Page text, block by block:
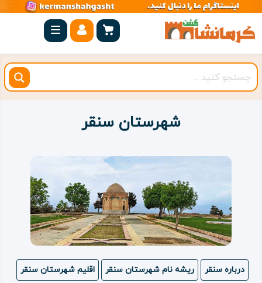
صفحه
اصلی
کرمانشاه
شهرستان
اقامتگاه
ویژه
شهرستان سنقر
درباره سنقر ریشه نام شهرستان سنقر اقلیم شهرستان سنقر